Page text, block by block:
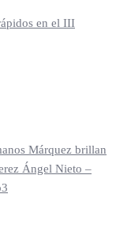
en el III
Márquez brillan
Ángel Nieto –